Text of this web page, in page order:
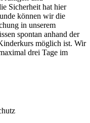
Sicherheit hat hier
können wir die
in unserem
spontan anhand der
möglich ist. Wir
drei Tage im